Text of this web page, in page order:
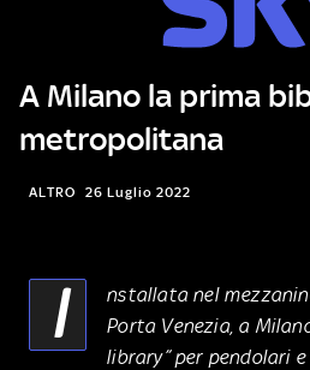
A Milano la prima
metropolitana
ALTRO 26 Luglio 2022
I
nstallata nel
Porta Venezia, a
library” per pendolari